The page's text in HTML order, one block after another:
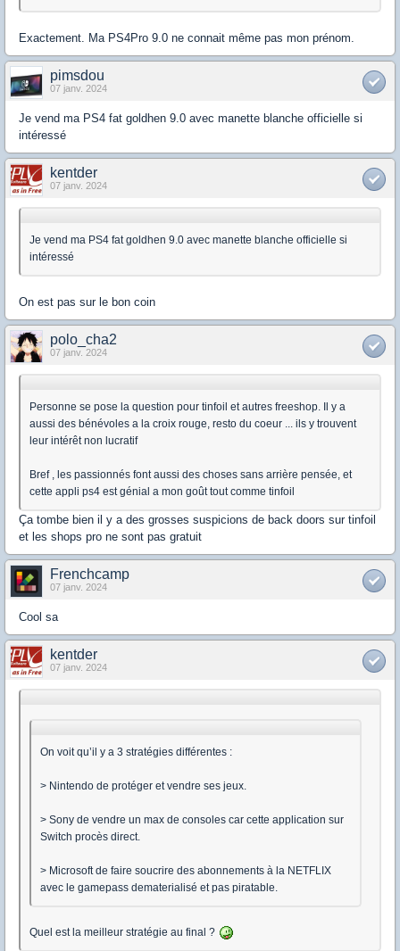
Exactement. Ma PS4Pro 9.0 ne connait même pas mon prénom.
pimsdou
07 janv. 2024
Je vend ma PS4 fat goldhen 9.0 avec manette blanche officielle si
intéressé
kentder
07 janv. 2024
Je vend ma PS4 fat goldhen 9.0 avec manette blanche officielle si
intéressé
On est pas sur le bon coin
polo_cha2
07 janv. 2024
Personne se pose la question pour tinfoil et autres freeshop. Il y a
aussi des bénévoles a la croix rouge, resto du coeur ... ils y trouvent
leur intérêt non lucratif
Bref , les passionnés font aussi des choses sans arrière pensée, et
cette appli ps4 est génial a mon goût tout comme tinfoil
Ça tombe bien il y a des grosses suspicions de back doors sur tinfoil
et les shops pro ne sont pas gratuit
Frenchcamp
07 janv. 2024
Cool sa
kentder
07 janv. 2024
On voit qu’il y a 3 stratégies différentes :
> Nintendo de protéger et vendre ses jeux.
> Sony de vendre un max de consoles car cette application sur
Switch procès direct.
> Microsoft de faire soucrire des abonnements à la NETFLIX
avec le gamepass dematerialisé et pas piratable.
Quel est la meilleur stratégie au final ?